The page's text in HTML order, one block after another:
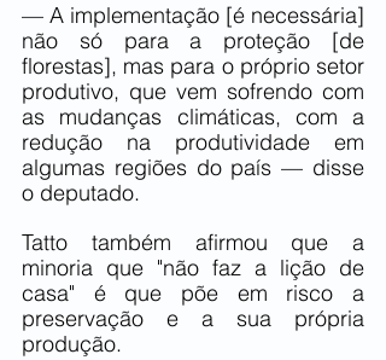
— A implementação [é necessária]
não só para a proteção [de
florestas], mas para o próprio setor
produtivo, que vem sofrendo com
as mudanças climáticas, com a
redução na produtividade em
algumas regiões do país — disse
o deputado.
Tatto também afirmou que a
minoria que "não faz a lição de
casa" é que põe em risco a
preservação e a sua própria
produção.